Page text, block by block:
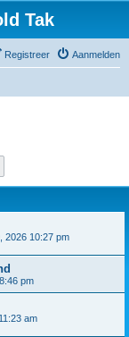
Tak
Aanmelden
Registreer
2026 10:27 pm
pm
am